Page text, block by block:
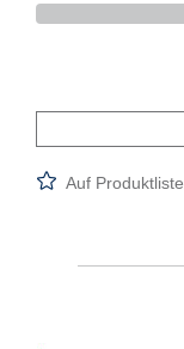
Auf Produktliste